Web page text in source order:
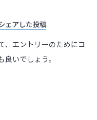
ェアした投稿
、エントリーのためにコ
いでしょう。